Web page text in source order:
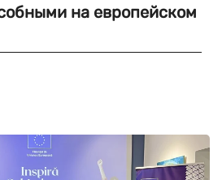
на европейском